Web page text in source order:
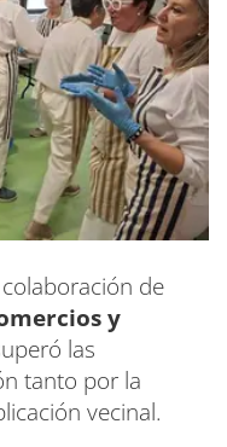
de
y
las
tanto por la
vecinal.